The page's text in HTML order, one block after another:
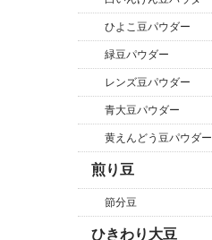
ひよこ豆パウダー
緑豆パウダー
レンズ豆パウダー
青大豆パウダー
黄えんどう豆パウダー
煎り豆
節分豆
ひきわり大豆